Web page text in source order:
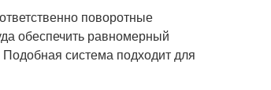
поворотные
обеспечить равномерный
система подходит для